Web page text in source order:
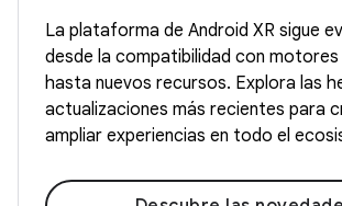
La plataforma de Android XR sigue
desde la compatibilidad con motores
hasta nuevos recursos. Explora las
actualizaciones más recientes para
ampliar experiencias en todo el